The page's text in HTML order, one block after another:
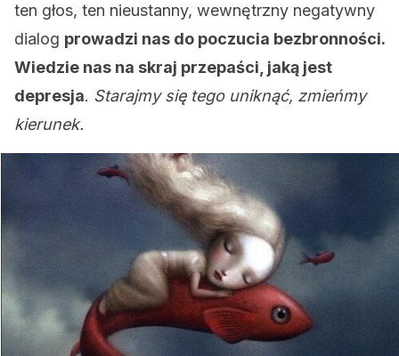
ten głos, ten nieustanny, wewnętrzny negatywny
dialog prowadzi nas do poczucia bezbronności.
Wiedzie nas na skraj przepaści, jaką jest
depresja. Starajmy się tego uniknąć, zmieńmy
kierunek.